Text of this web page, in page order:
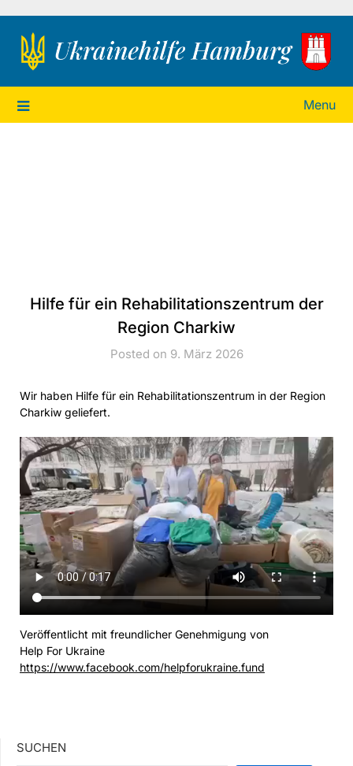
Ukrainehilfe Hamburg
Menu
Hilfe für ein Rehabilitationszentrum der
Region Charkiw
Posted on 9. März 2026
Wir haben Hilfe für ein Rehabilitationszentrum in der Region
Charkiw geliefert.
Veröffentlicht mit freundlicher Genehmigung von
Help For Ukraine
https://www.facebook.com/helpforukraine.fund
SUCHEN